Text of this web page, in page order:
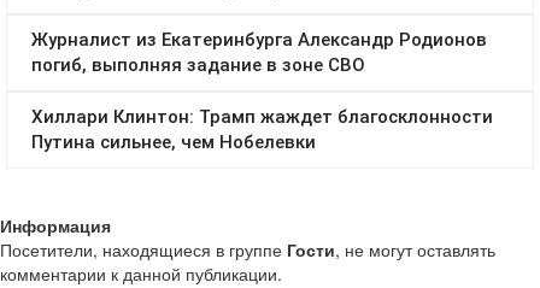
Информация
Посетители, находящиеся в группе Гости, не могут оставлять
комментарии к данной публикации.